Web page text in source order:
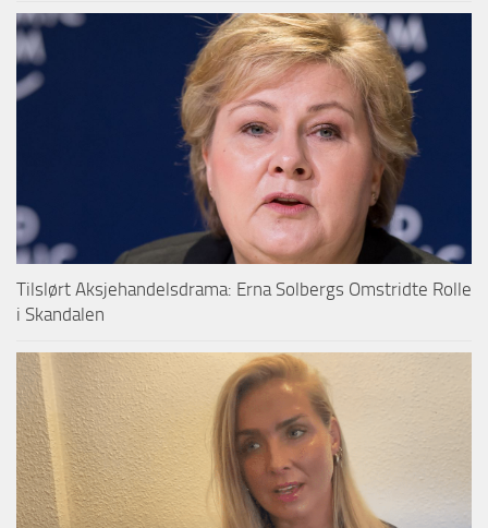
Tilslørt Aksjehandelsdrama: Erna Solbergs Omstridte Rolle
i Skandalen